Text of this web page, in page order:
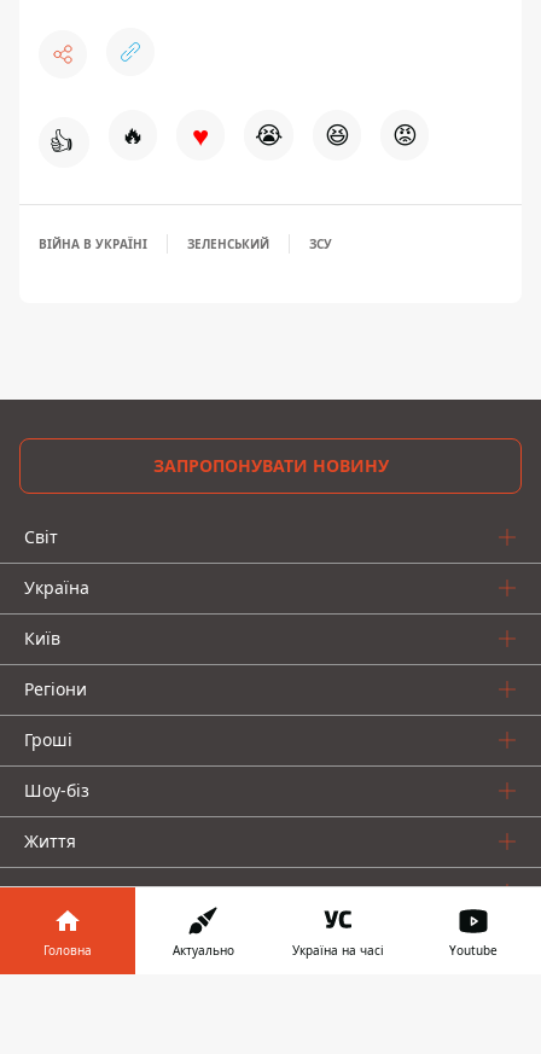
👍 🔥 ♥ 😭 😆 😡
ВІЙНА В УКРАЇНІ ЗЕЛЕНСЬКИЙ ЗСУ
ЗАПРОПОНУВАТИ НОВИНУ
Світ
Україна
Київ
Регіони
Гроші
Шоу-біз
Життя
Про нас
Головна Актуально Україна на часі Youtube